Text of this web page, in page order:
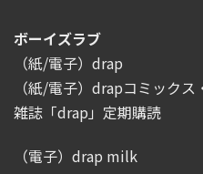
ボーイズラブ
（紙/電子）drap
（紙/電子）drapコミックス
雑誌「drap」定期購読
（電子）drap milk